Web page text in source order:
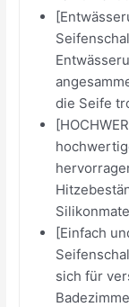
die Seife
[Einfach
sich für